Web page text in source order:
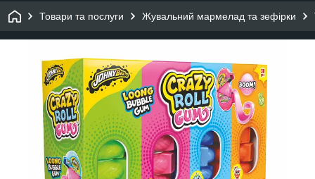
Товари та послуги Жувальний мармелад та зефірки